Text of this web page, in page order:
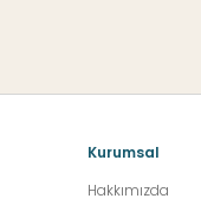
Kurumsal
Hakkımızda